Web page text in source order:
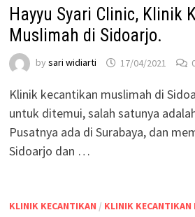
Hayyu Syari Clinic, Klinik
Muslimah di Sidoarjo.
by sari widiarti 17/04/2021
Klinik kecantikan muslimah di
untuk ditemui, salah satunya
Pusatnya ada di Surabaya, dan
Sidoarjo dan …
KLINIK KECANTIKAN / KLINIK KECANTIKAN